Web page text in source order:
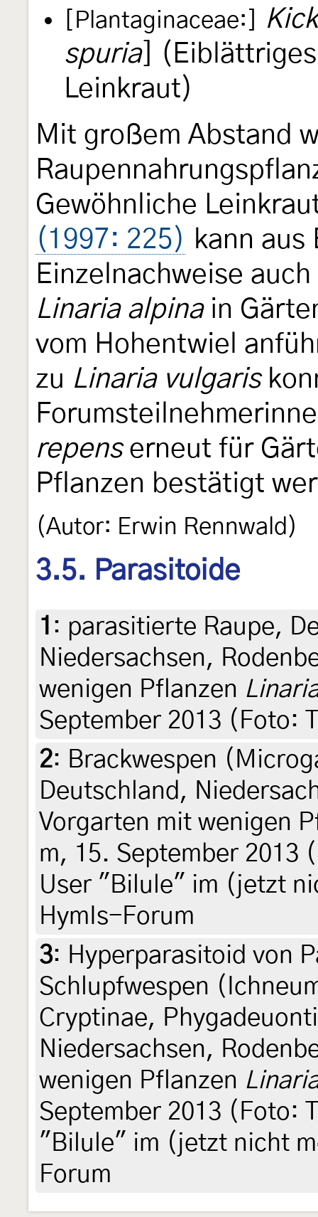
[Plantaginaceae:]
spuria]
Leinkraut)
Mit großem Abstand
Gewöhnliche
(1997: 225) kann
Einzelnachweise
Linaria alpinain
vom Hohentwiel
zu Linaria vulgaris
repenserneut für
Pflanzen bestätigt
(Autor: Erwin Rennwald)
3.5. Parasitoide
1 : parasitierte Raupe,
Niedersachsen,
wenigen Pflanzen
September 2013 (Foto:
2: Brackwespen
Deutschland,
Vorgarten mit wenigen
m, 15. September 2013
User "Bilule" im (jetzt
HymIs-Forum
3: Hyperparasitoid von
Schlupfwespen
Cryptinae,
Niedersachsen,
wenigen Pflanzen
September 2013 (Foto:
"Bilule" im (jetzt nicht
Forum